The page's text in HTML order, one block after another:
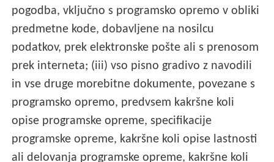
pogodba, vključno s programsko opremo v obliki
predmetne kode, dobavljene na nosilcu
podatkov, prek elektronske pošte ali s prenosom
prek interneta; (iii) vso pisno gradivo z navodili
in vse druge morebitne dokumente, povezane s
programsko opremo, predvsem kakršne koli
opise programske opreme, specifikacije
programske opreme, kakršne koli opise lastnosti
ali delovanja programske opreme, kakršne koli